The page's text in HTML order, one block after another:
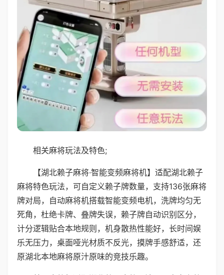
相关麻将玩法及特色;
【湖北赖子麻将·智能变频麻将机】适配湖北赖子
麻将特色玩法，可自定义赖子牌数量，支持136张麻将
牌对局，自动麻将机搭载智能变频电机，洗牌均匀无
死角，杜绝卡牌、叠牌失误，赖子牌自动识别区分，
计分逻辑贴合本地规则，机身散热性能好，长时间娱
乐无压力，桌面哑光材质不反光，摸牌手感舒适，还
原湖北本地麻将原汁原味的竞技乐趣。